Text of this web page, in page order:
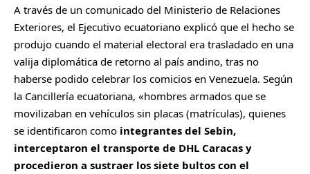
A través de un comunicado del Ministerio de Relaciones
Exteriores, el Ejecutivo ecuatoriano explicó que el hecho se
produjo cuando el material electoral era trasladado en una
valija diplomática de retorno al país andino, tras no
haberse podido celebrar los comicios en Venezuela. Según
la Cancillería ecuatoriana, «hombres armados que se
movilizaban en vehículos sin placas (matrículas), quienes
se identificaron como integrantes del Sebin,
interceptaron el transporte de DHL Caracas y
procedieron a sustraer los siete bultos con el